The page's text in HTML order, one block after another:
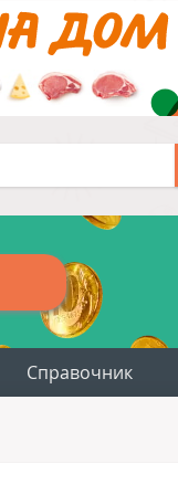
Справочник